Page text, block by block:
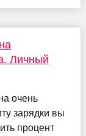
Личный
очень
зарядки вы
процент